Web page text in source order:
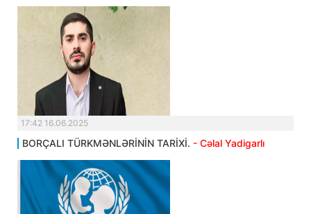
17:42 16.06.2025
BORÇALI TÜRKMƏNLƏRİNİN TARİXİ. - Cəlal Yadigarlı